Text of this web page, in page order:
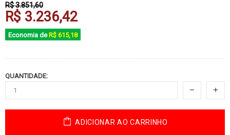
R$ 3.851,60
R$ 3.236,42
Economia de R$ 615,18
QUANTIDADE:
ADICIONAR AO CARRINHO